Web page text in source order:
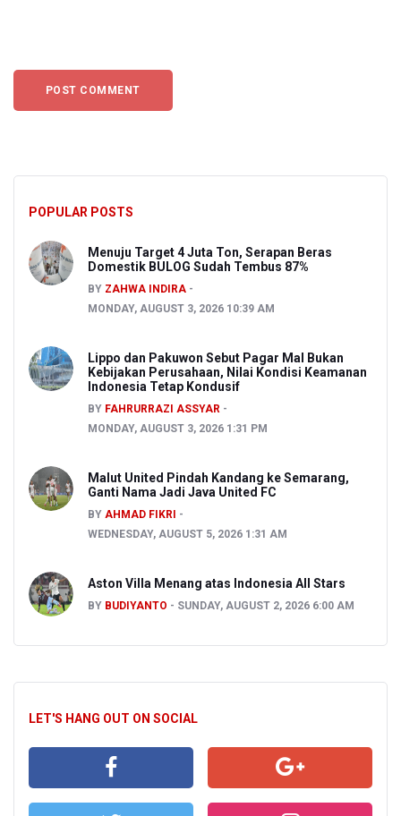
POPULAR POSTS
Menuju Target 4 Juta Ton, Serapan Beras
Domestik BULOG Sudah Tembus 87%
BY ZAHWA INDIRA
MONDAY, AUGUST 3, 2026 10:39 AM
Lippo dan Pakuwon Sebut Pagar Mal Bukan
Kebijakan Perusahaan, Nilai Kondisi Keamanan
Indonesia Tetap Kondusif
BY FAHRURRAZI ASSYAR
MONDAY, AUGUST 3, 2026 1:31 PM
Malut United Pindah Kandang ke Semarang,
Ganti Nama Jadi Java United FC
BY AHMAD FIKRI
WEDNESDAY, AUGUST 5, 2026 1:31 AM
Aston Villa Menang atas Indonesia All Stars
BY BUDIYANTO SUNDAY, AUGUST 2, 2026 6:00 AM
LET'S HANG OUT ON SOCIAL